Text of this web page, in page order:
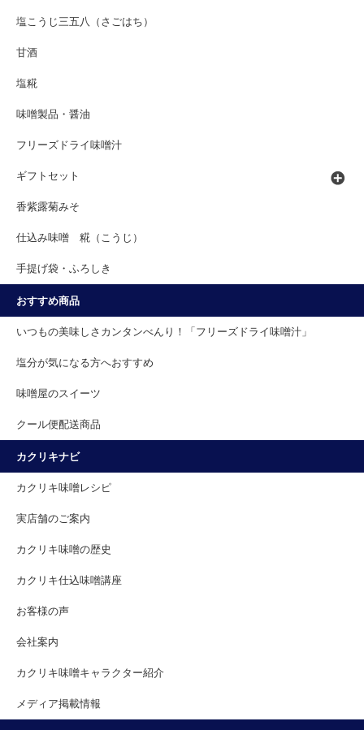
塩こうじ三五八（さごはち）
甘酒
塩糀
味噌製品・醤油
フリーズドライ味噌汁
ギフトセット
香紫露菊みそ
仕込み味噌 糀（こうじ）
手提げ袋・ふろしき
おすすめ商品
いつもの美味しさカンタンべんり！「フリーズドライ味噌汁」
塩分が気になる方へおすすめ
味噌屋のスイーツ
クール便配送商品
カクリキナビ
カクリキ味噌レシピ
実店舗のご案内
カクリキ味噌の歴史
カクリキ仕込味噌講座
お客様の声
会社案内
カクリキ味噌キャラクター紹介
メディア掲載情報